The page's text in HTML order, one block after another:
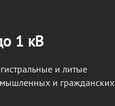
1 кВ
и литые
и гражданских